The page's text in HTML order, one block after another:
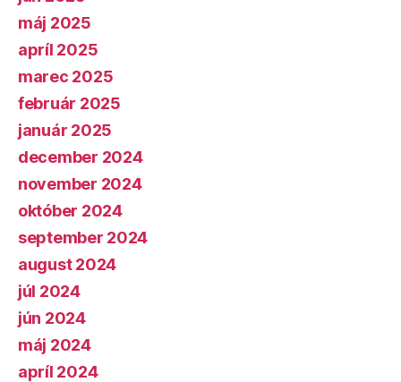
máj 2025
apríl 2025
marec 2025
február 2025
január 2025
december 2024
november 2024
október 2024
september 2024
august 2024
júl 2024
jún 2024
máj 2024
apríl 2024